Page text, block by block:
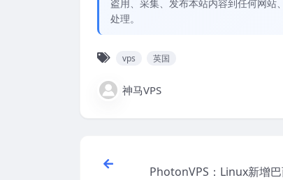
盗用、采集、发布本站内容到任何网
处理。
vps 英国
神马VPS
PhotonVPS：Linux新增